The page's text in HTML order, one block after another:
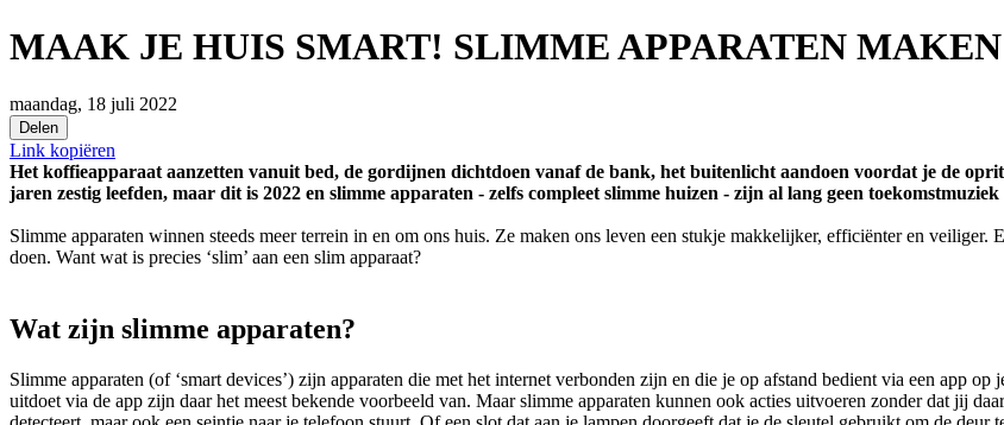
MAAK JE HUIS SMART! SLIMME APPARATEN
maandag, 18 juli 2022
Delen
Link kopiëren
Het koffieapparaat aanzetten vanuit bed, de gordijnen dichtdoen vanaf de bank, het buitenlicht aandoen voordat je de
jaren zestig leefden, maar dit is 2022 en slimme apparaten - zelfs compleet slimme huizen - zijn al lang geen toekomstmuziek
Slimme apparaten winnen steeds meer terrein in en om ons huis. Ze maken ons leven een stukje makkelijker, efficiënter en
doen. Want wat is precies ‘slim’ aan een slim apparaat?
Wat zijn slimme apparaten?
Slimme apparaten (of ‘smart devices’) zijn apparaten die met het internet verbonden zijn en die je op afstand bedient via een app
uitdoet via de app zijn daar het meest bekende voorbeeld van. Maar slimme apparaten kunnen ook acties uitvoeren zonder dat jij